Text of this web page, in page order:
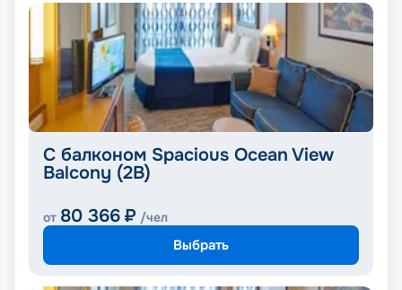
С балконом Spacious Ocean View
Balcony (2B)
от 80 366 ₽ /чел
Выбрать